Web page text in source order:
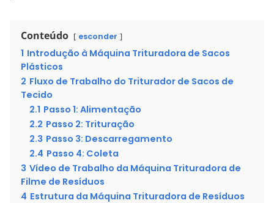
Conteúdo esconder
1 Introdução à Máquina Trituradora de Sacos
Plásticos
2 Fluxo de Trabalho do Triturador de Sacos de
Tecido
2.1 Passo 1: Alimentação
2.2 Passo 2: Trituração
2.3 Passo 3: Descarregamento
2.4 Passo 4: Coleta
3 Vídeo de Trabalho da Máquina Trituradora de
Filme de Resíduos
4 Estrutura da Máquina Trituradora de Resíduos